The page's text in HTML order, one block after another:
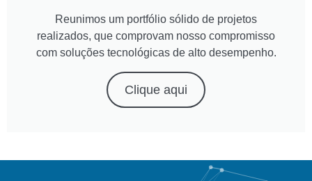
Reunimos um portfólio sólido de projetos
realizados, que comprovam nosso compromisso
com soluções tecnológicas de alto desempenho.
Clique aqui